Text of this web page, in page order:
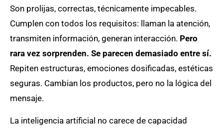
Son prolijas, correctas, técnicamente impecables.
Cumplen con todos los requisitos: llaman la atención,
transmiten información, generan interacción. Pero
rara vez sorprenden. Se parecen demasiado entre sí.
Repiten estructuras, emociones dosificadas, estéticas
seguras. Cambian los productos, pero no la lógica del
mensaje.
La inteligencia artificial no carece de capacidad